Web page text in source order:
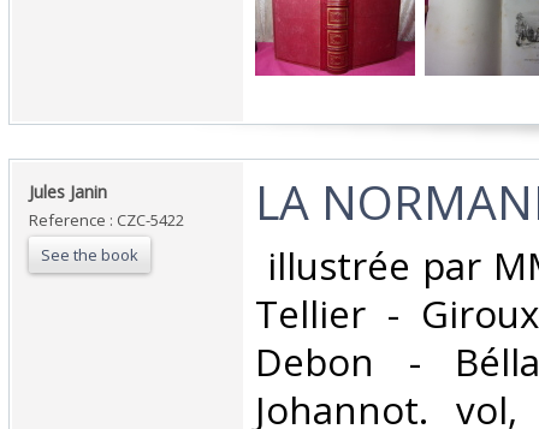
‎Jules Janin‎
Reference : CZC-5422
See the book
‎LA
illustrée par
Tellier -
Debon -
Johannot.